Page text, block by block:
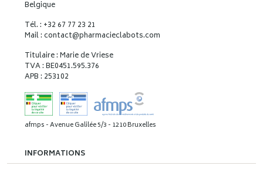
Belgique
Tél. : +32 67 77 23 21
Mail : contact@pharmacieclabots.com
Titulaire : Marie de Vriese
TVA : BE0451.595.376
APB : 253102
afmps - Avenue Galilée 5/3 - 1210 Bruxelles
INFORMATIONS